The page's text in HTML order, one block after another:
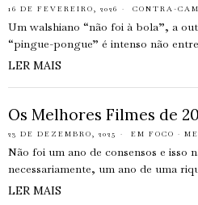
16 DE FEVEREIRO, 2026 CONTRA-
Um walshiano “não foi à bola”, a
“pingue-pongue” é intenso não
LER MAIS
Os Melhores Filmes de
23 DE DEZEMBRO, 2025 EM FOCO ·
Não foi um ano de consensos e isso
necessariamente, um ano de uma
LER MAIS